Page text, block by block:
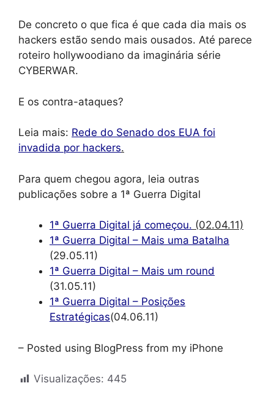
De concreto o que fica é que cada dia mais os
hackers estão sendo mais ousados. Até parece
roteiro hollywoodiano da imaginária série
CYBERWAR.
E os contra-ataques?
Leia mais: Rede do Senado dos EUA foi
invadida por hackers.
Para quem chegou agora, leia outras
publicações sobre a 1ª Guerra Digital
1ª Guerra Digital já começou. (02.04.11)
1ª Guerra Digital – Mais uma Batalha
(29.05.11)
1ª Guerra Digital – Mais um round
(31.05.11)
1ª Guerra Digital – Posições
Estratégicas(04.06.11)
– Posted using BlogPress from my iPhone
Visualizações: 445